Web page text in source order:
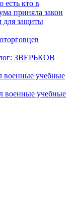
есть кто в
приняла закон
для защиты
ЗВЕРЬКОВ
военные учебные
военные учебные